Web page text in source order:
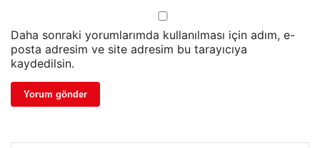
Daha sonraki yorumlarımda kullanılması için adım, e-
posta adresim ve site adresim bu tarayıcıya
kaydedilsin.